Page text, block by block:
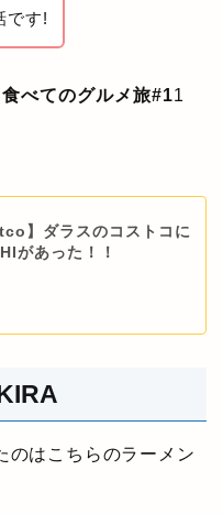
です!
べてのグルメ旅#11
】ダラスのコストコに
があった！！
のはこちらのラーメン